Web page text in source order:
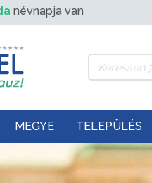
névnapja van
MEGYE TELEPÜLÉS